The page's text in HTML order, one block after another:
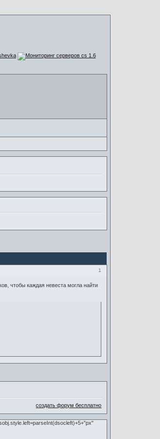
1
чтобы каждая невеста могла найти
создать форум бесплатно